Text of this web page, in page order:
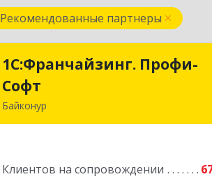
Рекомендованные партнеры
1С:Франчайзинг. Профи-
Софт
Байконур
Клиентов на сопровождении
1С:Франчайзинг. Профи-